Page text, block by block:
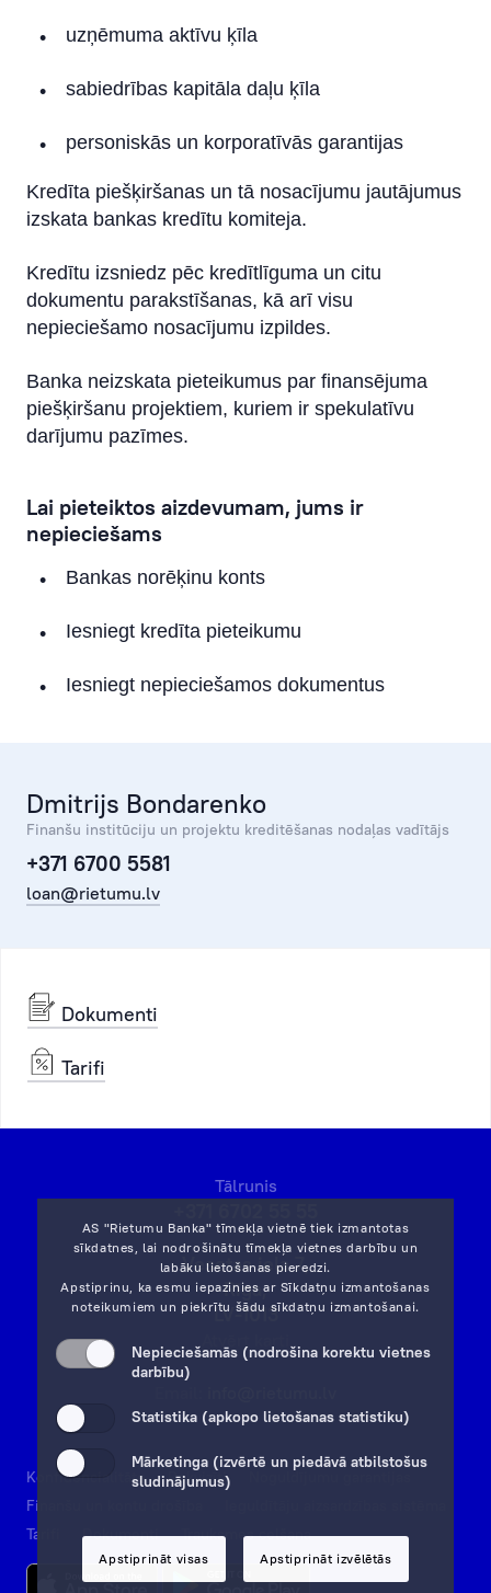
uzņēmuma aktīvu ķīla
sabiedrības kapitāla daļu ķīla
personiskās un korporatīvās garantijas
Kredīta piešķiršanas un tā nosacījumu jautājumus
izskata bankas kredītu komiteja.
Kredītu izsniedz pēc kredītlīguma un citu
dokumentu parakstīšanas, kā arī visu
nepieciešamo nosacījumu izpildes.
Banka neizskata pieteikumus par finansējuma
piešķiršanu projektiem, kuriem ir spekulatīvu
darījumu pazīmes.
Lai pieteiktos aizdevumam, jums ir
nepieciešams
Bankas norēķinu konts
Iesniegt kredīta pieteikumu
Iesniegt nepieciešamos dokumentus
Dmitrijs Bondarenko
Finanšu institūciju un projektu kreditēšanas nodaļas vadītājs
+371 6700 5581
loan@rietumu.lv
Dokumenti
Tarifi
AS "Rietumu Banka" tīmekļa vietnē tiek izmantotas
sīkdatnes, lai nodrošinātu tīmekļa vietnes darbību un
labāku lietošanas pieredzi.
Apstiprinu, ka esmu iepazinies ar Sīkdatņu izmantošanas
noteikumiem un piekrītu šādu sīkdatņu izmantošanai.
Nepieciešamās (nodrošina korektu vietnes
darbību)
Statistika (apkopo lietošanas statistiku)
Mārketinga (izvērtē un piedāvā atbilstošus
sludinājumus)
Apstiprināt visas Apstiprināt izvēlētās
Tālrunis
Vesetas iela 7,
Rīga,
LV-1013
Konfidencialitāte Rekvizīti
Noguldījumu garantijas
Finanšu un kontu drošība
Tarifi
Dokumenti Trauksmes celšana